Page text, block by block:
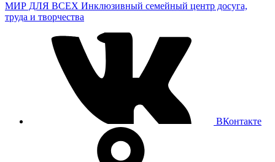
МИР ДЛЯ ВСЕХ Инклюзивный семейный центр досуга,
труда и творчества
ВКонтакте